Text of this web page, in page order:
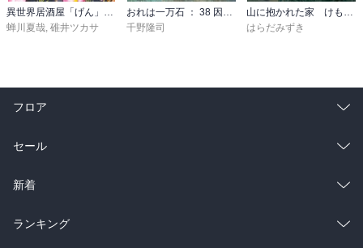
異世界居酒屋「げん」三杯目
蝉川夏哉, 碓井ツカサ
おれは一万石 ： 38 因縁の賊
千野隆司
山に抱かれた家 けもの道
はらだみずき
フロア
総合
ラノベ
雑誌・グラビア
セール
総合
ラノベ
新着
総合
ランキング